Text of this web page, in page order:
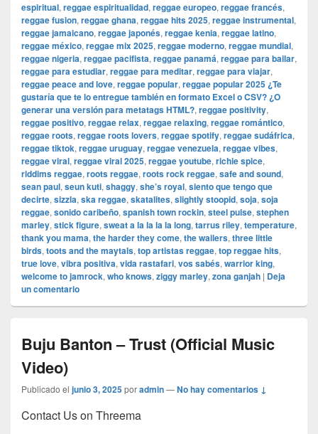
espiritual, reggae espiritualidad, reggae europeo, reggae francés,
reggae fusion, reggae ghana, reggae hits 2025, reggae instrumental,
reggae jamaicano, reggae japonés, reggae kenia, reggae latino,
reggae méxico, reggae mix 2025, reggae moderno, reggae mundial,
reggae nigeria, reggae pacifista, reggae panamá, reggae para bailar,
reggae para estudiar, reggae para meditar, reggae para viajar,
reggae peace and love, reggae popular, reggae popular 2025 ¿Te
gustaría que te lo entregue también en formato Excel o CSV? ¿O
generar una versión para metatags HTML?, reggae positivity,
reggae positivo, reggae relax, reggae relaxing, reggae romántico,
reggae roots, reggae roots lovers, reggae spotify, reggae sudáfrica,
reggae tiktok, reggae uruguay, reggae venezuela, reggae vibes,
reggae viral, reggae viral 2025, reggae youtube, richie spice,
riddims reggae, roots reggae, roots rock reggae, safe and sound,
sean paul, seun kuti, shaggy, she’s royal, siento que tengo que
decirte, sizzla, ska reggae, skatalites, slightly stoopid, soja, soja
reggae, sonido caribeño, spanish town rockin, steel pulse, stephen
marley, stick figure, sweat a la la la la long, tarrus riley, temperature,
thank you mama, the harder they come, the wailers, three little
birds, toots and the maytals, top artistas reggae, top reggae hits,
true love, vibra positiva, vida rastafari, vos sabés, warrior king,
welcome to jamrock, who knows, ziggy marley, zona ganjah | Deja
un comentario
Buju Banton – Trust (Official Music
Video)
Publicado el junio 3, 2025poradmin—No hay comentarios ↓
Contact Us on Threema